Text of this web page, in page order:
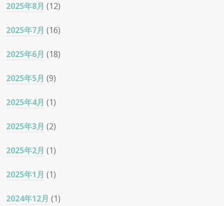
2025年8月 (12)
2025年7月 (16)
2025年6月 (18)
2025年5月 (9)
2025年4月 (1)
2025年3月 (2)
2025年2月 (1)
2025年1月 (1)
2024年12月 (1)